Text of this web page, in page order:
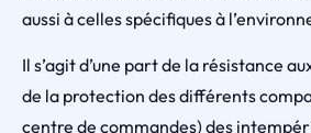
aussi à celles spécifiques à
Il s’agit d’une part de la résistance
de la protection des différents
centre de commandes) des